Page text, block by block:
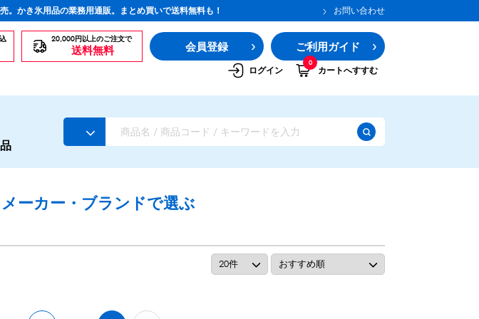
かき氷用品の業務用通販。まとめ買いで送料無料も！ お問い合わせ
20,000円以上のご注文で
送料無料 会員登録 ご利用ガイド
ログイン
0
カートへすすむ
メーカー・ブランドで選ぶ